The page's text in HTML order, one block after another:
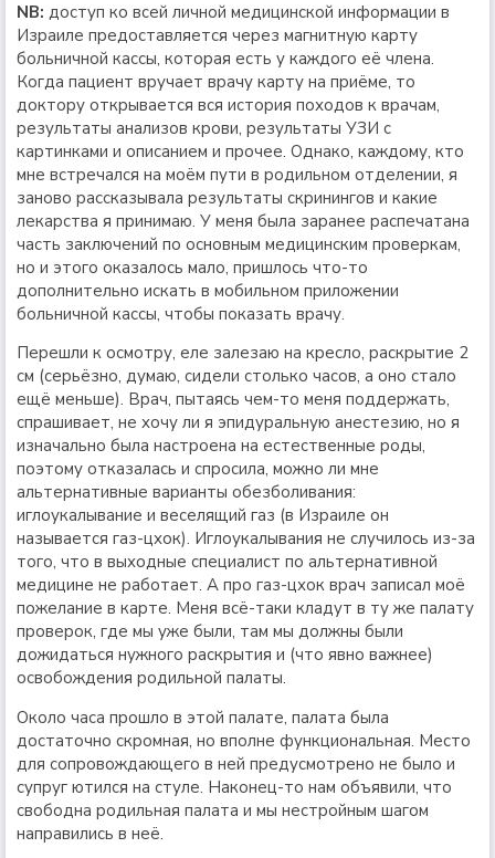
NB: доступ ко всей личной медицинской информации в
Израиле предоставляется через магнитную карту
больничной кассы, которая есть у каждого её члена.
Когда пациент вручает врачу карту на приёме, то
доктору открывается вся история походов к врачам,
результаты анализов крови, результаты УЗИ с
картинками и описанием и прочее. Однако, каждому, кто
мне встречался на моём пути в родильном отделении, я
заново рассказывала результаты скринингов и какие
лекарства я принимаю. У меня была заранее распечатана
часть заключений по основным медицинским проверкам,
но и этого оказалось мало, пришлось что-то
дополнительно искать в мобильном приложении
больничной кассы, чтобы показать врачу.
Перешли к осмотру, еле залезаю на кресло, раскрытие 2
см (серьёзно, думаю, сидели столько часов, а оно стало
ещё меньше). Врач, пытаясь чем-то меня поддержать,
спрашивает, не хочу ли я эпидуральную анестезию, но я
изначально была настроена на естественные роды,
поэтому отказалась и спросила, можно ли мне
альтернативные варианты обезболивания:
иглоукалывание и веселящий газ (в Израиле он
называется газ-цхок). Иглоукалывания не случилось из-за
того, что в выходные специалист по альтернативной
медицине не работает. А про газ-цхок врач записал моё
пожелание в карте. Меня всё-таки кладут в ту же палату
проверок, где мы уже были, там мы должны были
дожидаться нужного раскрытия и (что явно важнее)
освобождения родильной палаты.
Около часа прошло в этой палате, палата была
достаточно скромная, но вполне функциональная. Место
для сопровождающего в ней предусмотрено не было и
супруг ютился на стуле. Наконец-то нам объявили, что
свободна родильная палата и мы нестройным шагом
направились в неё.